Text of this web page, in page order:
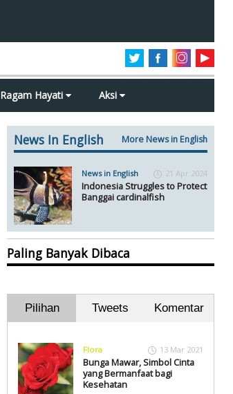
Ragam Hayati Aksi
News In English More News in English
News in English 21 Apr 2024
Indonesia Struggles to Protect
Banggai cardinalfish
Paling Banyak Dibaca
Pilihan Tweets Komentar
Flora 13 Mar 2021
Bunga Mawar, Simbol Cinta
yang Bermanfaat bagi
Kesehatan